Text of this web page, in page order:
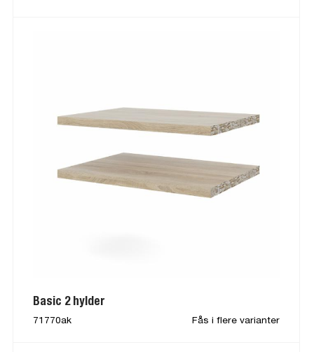
Basic 2 hylder
71770ak Fås i flere varianter